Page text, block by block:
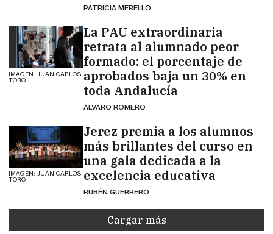
PATRICIA MERELLO
IMAGEN: JUAN CARLOS
TORO
La PAU extraordinaria
retrata al alumnado peor
formado: el porcentaje de
aprobados baja un 30% en
toda Andalucía
ÁLVARO ROMERO
IMAGEN: JUAN CARLOS
TORO
Jerez premia a los alumnos
más brillantes del curso en
una gala dedicada a la
excelencia educativa
RUBÉN GUERRERO
Cargar más